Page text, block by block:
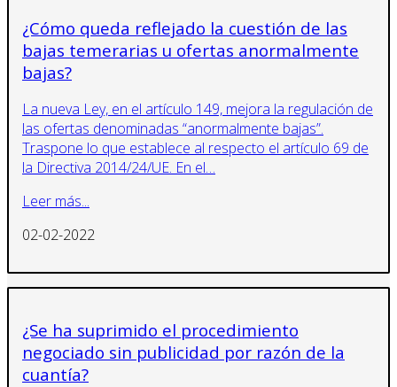
¿Cómo queda reflejado la cuestión de las
bajas temerarias u ofertas anormalmente
bajas?
La nueva Ley, en el artículo 149, mejora la regulación de
las ofertas denominadas “anormalmente bajas”.
Traspone lo que establece al respecto el artículo 69 de
la Directiva 2014/24/UE. En el…
Leer más...
02-02-2022
¿Se ha suprimido el procedimiento
negociado sin publicidad por razón de la
cuantía?